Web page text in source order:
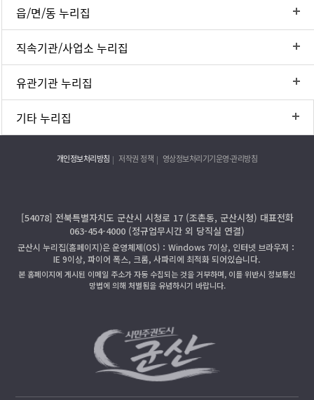
읍/면/동 누리집
직속기관/사업소 누리집
유관기관 누리집
기타 누리집
개인정보처리방침 저작권 정책 영상정보처리기기운영·관리방침
[54078] 전북특별자치도 군산시 시청로 17 (조촌동, 군산시청) 대표전화
063-454-4000 (정규업무시간 외 당직실 연결)
군산시 누리집(홈페이지)은 운영체제(OS)：Windows 7이상, 인터넷 브라우저：
IE 9이상, 파이어 폭스, 크롬, 사파리에 최적화 되어있습니다.
본 홈페이지에 게시된 이메일 주소가 자동 수집되는 것을 거부하며, 이를 위반시 정보통신
망법에 의해 처벌됨을 유념하시기 바랍니다.